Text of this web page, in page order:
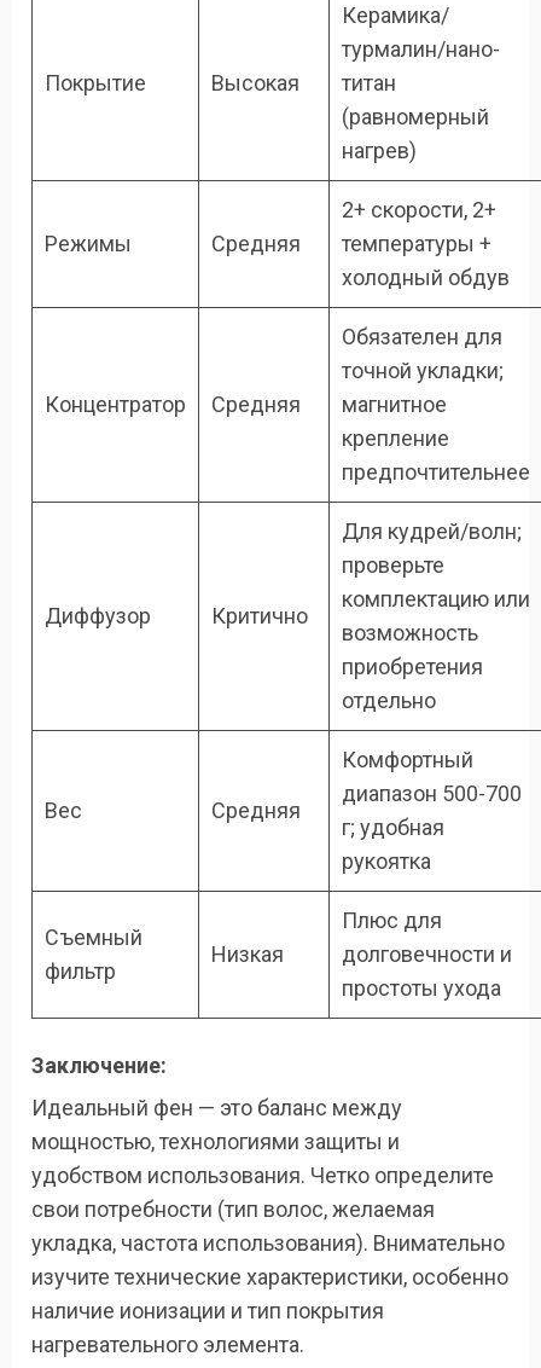
Покрытие Высокая
Керамика/
турмалин/нано-
титан
(равномерный
нагрев)
Режимы Средняя
2+ скорости, 2+
температуры +
холодный обдув
Концентратор Средняя
Обязателен для
точной укладки;
магнитное
крепление
предпочтительнее
Диффузор Критично
Для кудрей/волн;
проверьте
комплектацию или
возможность
приобретения
отдельно
Вес Средняя
Комфортный
диапазон 500-700
г; удобная
рукоятка
Съемный
фильтр
Низкая
Плюс для
долговечности и
простоты ухода
Заключение:
Идеальный фен — это баланс между
мощностью, технологиями защиты и
удобством использования. Четко определите
свои потребности (тип волос, желаемая
укладка, частота использования). Внимательно
изучите технические характеристики, особенно
наличие ионизации и тип покрытия
нагревательного элемента.